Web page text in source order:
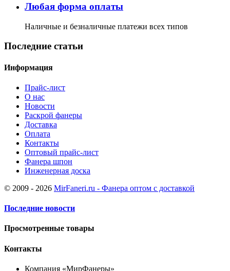
Любая форма оплаты
Наличные и безналичные платежи всех типов
Последние статьи
Информация
Прайс-лист
О нас
Новости
Раскрой фанеры
Доставка
Оплата
Контакты
Оптовый прайс-лист
Фанера шпон
Инженерная доска
© 2009 - 2026 MirFaneri.ru - Фанера оптом с доставкой
Последние новости
Просмотренные товары
Контакты
Компания «МирФанеры»